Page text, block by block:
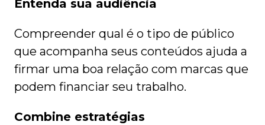
Entenda sua audiência
Compreender qual é o tipo de público
que acompanha seus conteúdos ajuda a
firmar uma boa relação com marcas que
podem financiar seu trabalho.
Combine estratégias